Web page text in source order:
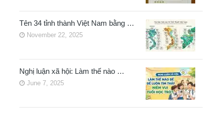
Tên 34 tỉnh thành Việt Nam bằng …
November 22, 2025
Nghị luận xã hội: Làm thế nào …
June 7, 2025